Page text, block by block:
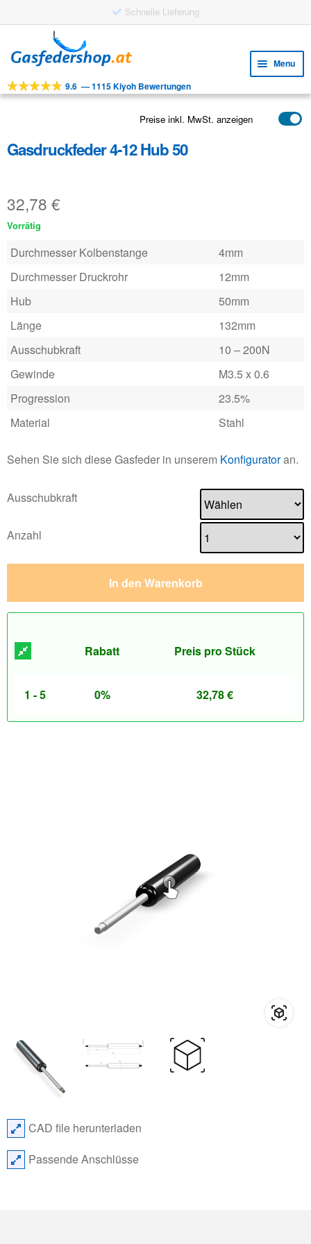
Schnelle Lieferung
to
navigation
to
content
Menu
WERKZEUGE
menu
ANWENDUNGEN
FAQ
9.6 —1115 Kiyoh Bewertungen
Preise inkl. MwSt. anzeigen
Gasdruckfeder 4-12 Hub 50
32,78 €
Vorrätig
Durchmesser Kolbenstange
4mm
Durchmesser Druckrohr
12mm
Hub
50mm
Länge
132mm
Ausschubkraft
10 – 200N
Gewinde
M3.5 x 0.6
Progression
23.5%
Material
Stahl
Sehen Sie sich diese Gasfeder in unserem Konfiguratoran.
Ausschubkraft
Anzahl
In den Warenkorb
Rabatt Preis pro Stück
1 - 5 0% 32,78€
CAD file herunterladen
Passende Anschlüsse